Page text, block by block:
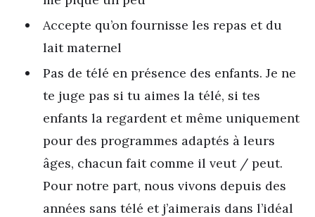
Accepte qu’on fournisse les repas et du
lait maternel
Pas de télé en présence des enfants. Je ne
te juge pas si tu aimes la télé, si tes
enfants la regardent et même uniquement
pour des programmes adaptés à leurs
âges, chacun fait comme il veut / peut.
Pour notre part, nous vivons depuis des
années sans télé et j’aimerais dans l’idéal